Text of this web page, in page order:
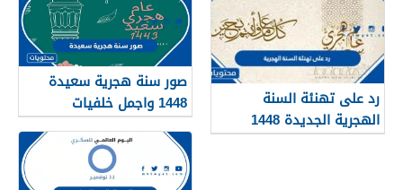
رد على تهنئة السنة
الهجرية الجديدة 1448
صور سنة هجرية سعيدة
1448 واجمل خلفيات
ورمزيات العام الجديد